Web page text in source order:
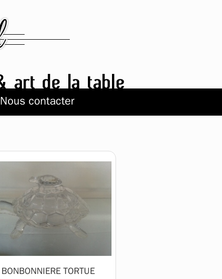
Nous contacter
BONBONNIERE TORTUE